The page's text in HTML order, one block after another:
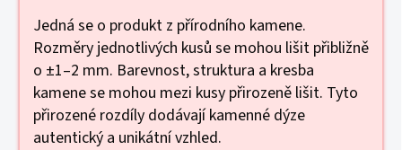
Jedná se o produkt z přírodního kamene.
Rozměry jednotlivých kusů se mohou lišit přibližně
o ±1–2 mm. Barevnost, struktura a kresba
kamene se mohou mezi kusy přirozeně lišit. Tyto
přirozené rozdíly dodávají kamenné dýze
autentický a unikátní vzhled.